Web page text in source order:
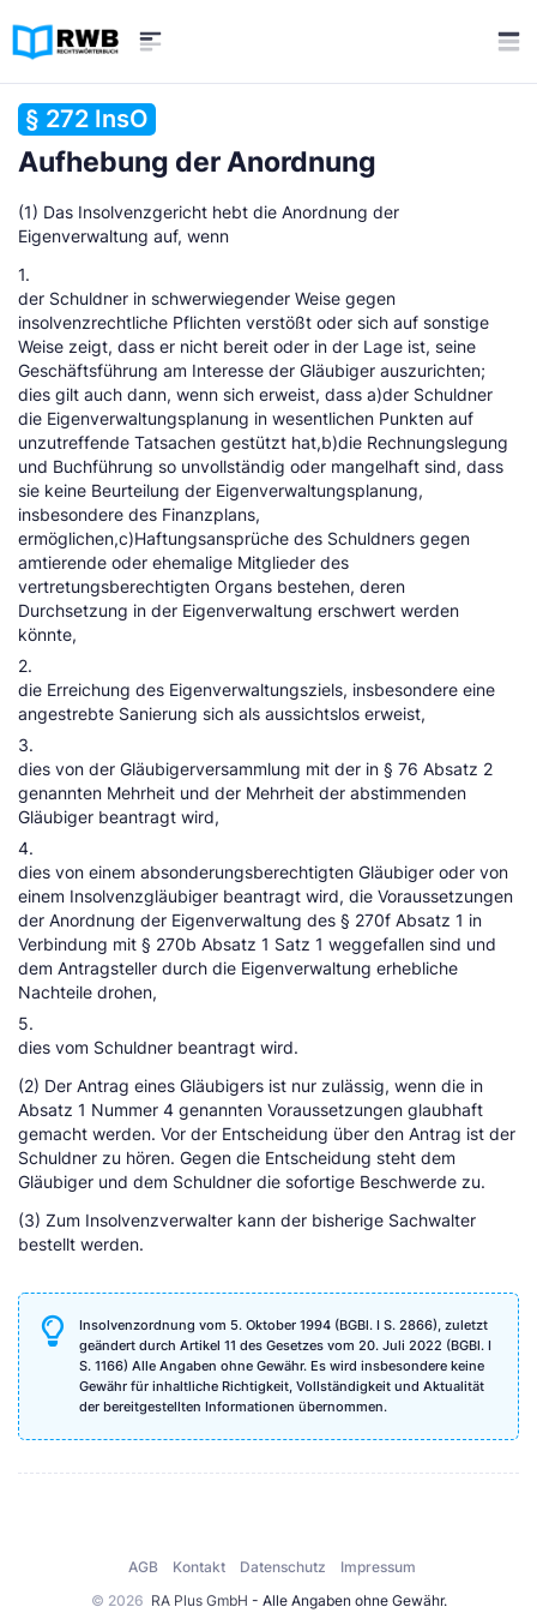
§ 272 InsO
Aufhebung der Anordnung
(1) Das Insolvenzgericht hebt die Anordnung der
Eigenverwaltung auf, wenn
1.
der Schuldner in schwerwiegender Weise gegen
insolvenzrechtliche Pflichten verstößt oder sich auf sonstige
Weise zeigt, dass er nicht bereit oder in der Lage ist, seine
Geschäftsführung am Interesse der Gläubiger auszurichten;
dies gilt auch dann, wenn sich erweist, dass a)der Schuldner
die Eigenverwaltungsplanung in wesentlichen Punkten auf
unzutreffende Tatsachen gestützt hat,b)die Rechnungslegung
und Buchführung so unvollständig oder mangelhaft sind, dass
sie keine Beurteilung der Eigenverwaltungsplanung,
insbesondere des Finanzplans,
ermöglichen,c)Haftungsansprüche des Schuldners gegen
amtierende oder ehemalige Mitglieder des
vertretungsberechtigten Organs bestehen, deren
Durchsetzung in der Eigenverwaltung erschwert werden
könnte,
2.
die Erreichung des Eigenverwaltungsziels, insbesondere eine
angestrebte Sanierung sich als aussichtslos erweist,
3.
dies von der Gläubigerversammlung mit der in § 76 Absatz 2
genannten Mehrheit und der Mehrheit der abstimmenden
Gläubiger beantragt wird,
4.
dies von einem absonderungsberechtigten Gläubiger oder von
einem Insolvenzgläubiger beantragt wird, die Voraussetzungen
der Anordnung der Eigenverwaltung des § 270f Absatz 1 in
Verbindung mit § 270b Absatz 1 Satz 1 weggefallen sind und
dem Antragsteller durch die Eigenverwaltung erhebliche
Nachteile drohen,
5.
dies vom Schuldner beantragt wird.
(2) Der Antrag eines Gläubigers ist nur zulässig, wenn die in
Absatz 1 Nummer 4 genannten Voraussetzungen glaubhaft
gemacht werden. Vor der Entscheidung über den Antrag ist der
Schuldner zu hören. Gegen die Entscheidung steht dem
Gläubiger und dem Schuldner die sofortige Beschwerde zu.
(3) Zum Insolvenzverwalter kann der bisherige Sachwalter
bestellt werden.
Insolvenzordnung vom 5. Oktober 1994 (BGBl. I S. 2866), zuletzt
geändert durch Artikel 11 des Gesetzes vom 20. Juli 2022 (BGBl. I
S. 1166) Alle Angaben ohne Gewähr. Es wird insbesondere keine
Gewähr für inhaltliche Richtigkeit, Vollständigkeit und Aktualität
der bereitgestellten Informationen übernommen.
© 2026 RA Plus GmbH - Alle Angaben ohne Gewähr.
AGB Kontakt Datenschutz Impressum